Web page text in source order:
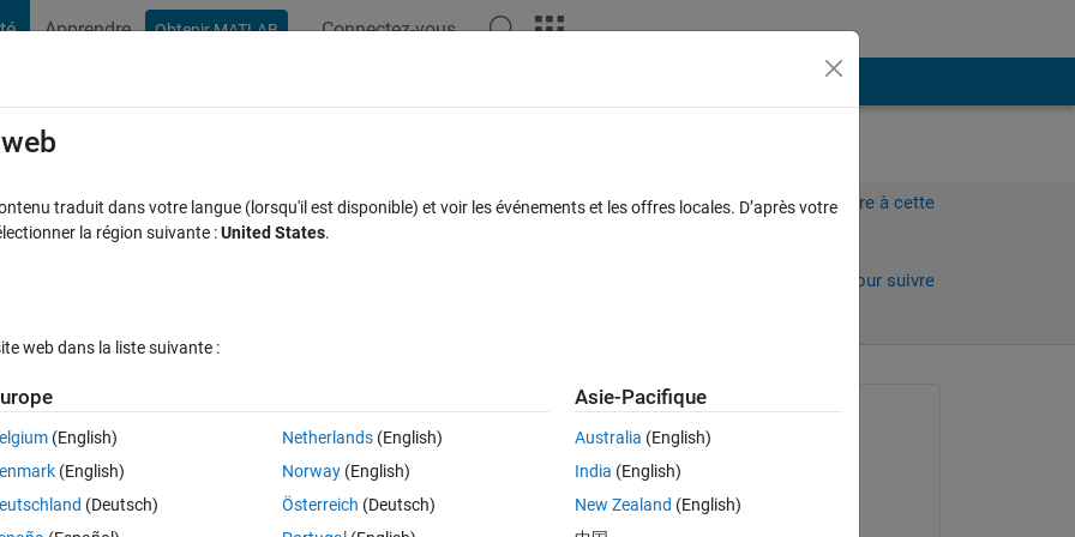
Apprendre Obtenir MATLAB Connectez-vous
regression coefficients?
Connectez-vous pour répondre à cette
Connectez-vous pour suivre
Ouvrir dans MATLAB Online
and 29 columns. I want the row wise linear regression coefficients of
their corresponding rows such that the regression coefficient term for
Abhishek Chakraborty
le 29 Oct 2021
traduit dans votre langue (lorsqu'il est disponible) et voir les événements et les offres locales. D’après votre
la région suivante :United States.
web dans la liste suivante :
(English)
(English)
(Deutsch)
Netherlands(English)
Norway(English)
Österreich (Deutsch)
Asie-Pacifique
Australia (English)
India (English)
New Zealand (English)